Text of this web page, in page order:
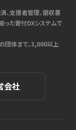
、支援者管理、領収書
った寄付DXシステムで
団体まで、3,000以上
会社